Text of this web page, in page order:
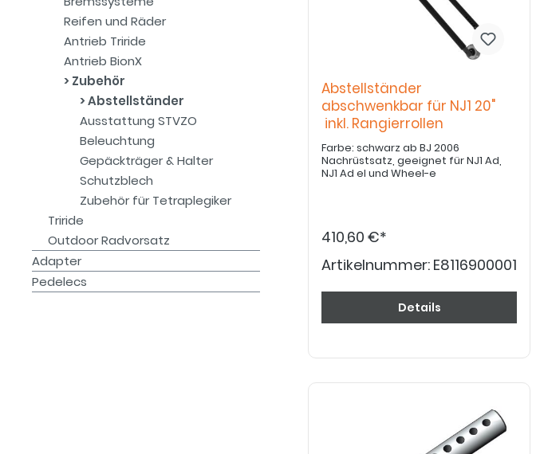
Reifen und Räder
Antrieb Triride
Antrieb BionX
Zubehör
Abstellständer
Ausstattung STVZO
Beleuchtung
Gepäckträger & Halter
Schutzblech
Zubehör für Tetraplegiker
Triride
Outdoor Radvorsatz
Adapter
Pedelecs
Abstellständer
abschwenkbar für NJ1 20"
inkl. Rangierrollen
Farbe: schwarz ab BJ 2006
Nachrüstsatz, geeignet für NJ1 Ad,
NJ1 Ad el und Wheel-e
410,60 €*
Artikelnummer: E8116900001
Details